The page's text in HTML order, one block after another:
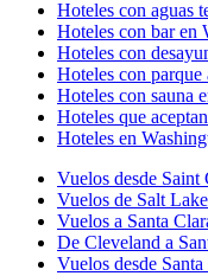
Hoteles con aguas
Hoteles con bar en
Hoteles con
Hoteles con parque
Hoteles con sauna
Hoteles que
Hoteles en
Vuelos desde Saint
Vuelos de Salt
Vuelos a Santa
De Cleveland a
Vuelos desde Santa